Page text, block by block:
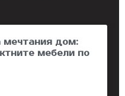
мечтания дом:
мебели по